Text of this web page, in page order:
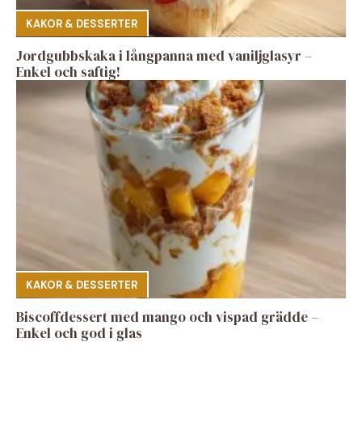
KAKOR & DESSERTER
Jordgubbskaka i långpanna med vaniljglasyr –
Enkel och saftig!
KAKOR & DESSERTER
Biscoffdessert med mango och vispad grädde –
Enkel och god i glas